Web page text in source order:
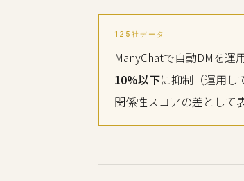
125社データ
ManyChatで自動DMを運
10%以下に抑制（運用し
関係性スコアの差として